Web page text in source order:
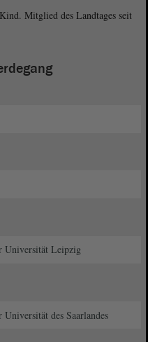
Mitglied des Landtages seit
Universität Leipzig
des Saarlandes